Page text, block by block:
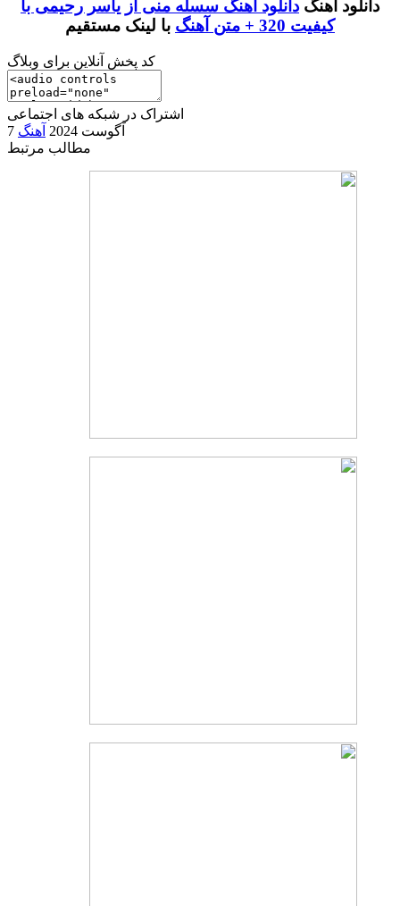
دانلود آهنگ دانلود آهنگ سسله منی از یاسر رحیمی با
کیفیت 320 + متن آهنگ
با لینک مستقیم
کد پخش آنلاین برای وبلاگ
اشتراک در شبکه های اجتماعی
7 آگوست 2024
آهنگ
مطالب مرتبط